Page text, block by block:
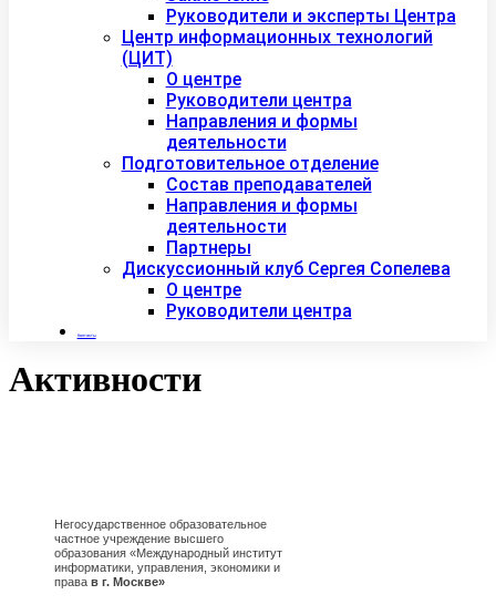
Руководители и эксперты Центра
Центр информационных технологий
(ЦИТ)
О центре
Руководители центра
Направления и формы
деятельности
Подготовительное отделение
Состав преподавателей
Направления и формы
деятельности
Партнеры
Дискуссионный клуб Сергея Сопелева
О центре
Руководители центра
Контакты
Активности
Негосударственное образовательное
частное учреждение высшего
образования «Международный институт
информатики, управления, экономики и
правав г. Москве»